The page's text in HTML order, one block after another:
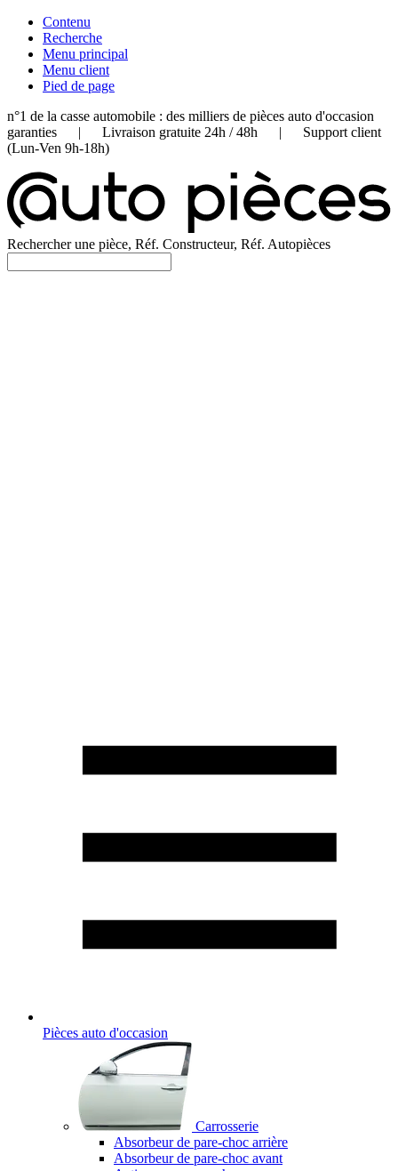
Contenu
Recherche
Menu principal
Menu client
Pied de page
n°1 de la casse automobile : des milliers de pièces auto d'occasion
garanties | Livraison gratuite 24h / 48h | Support client
(Lun-Ven 9h-18h)
Rechercher une pièce, Réf. Constructeur, Réf. Autopièces
Pièces auto d'occasion
Carrosserie
Absorbeur de pare-choc arrière
Absorbeur de pare-choc avant